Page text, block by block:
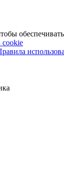
cookie